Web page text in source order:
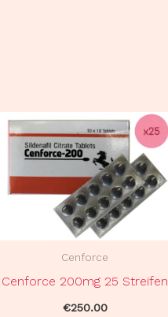
Cenforce
Cenforce 200mg 25 Streifen
€250.00